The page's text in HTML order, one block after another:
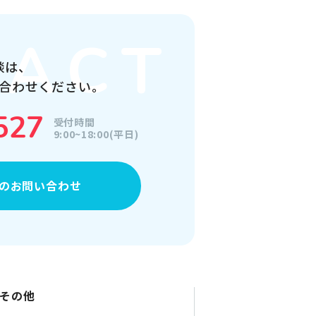
、
わせください。
受付時間
9:00~18:00(平日)
お問い合わせ
その他